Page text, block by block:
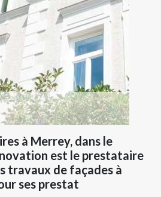
à Merrey, dans le
est le prestataire
travaux de façades à
ses prestat